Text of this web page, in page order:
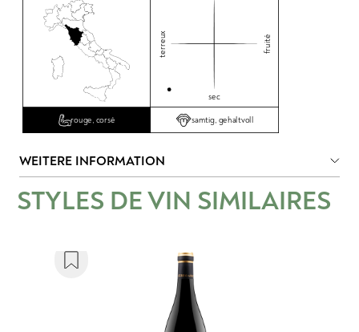
terreux fruité
sec
rouge, corsé samtig, gehaltvoll
WEITERE INFORMATION
STYLES DE VIN SIMILAIRES